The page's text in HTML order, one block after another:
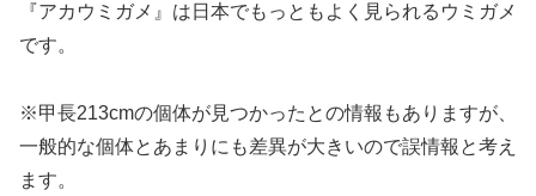
『アカウミガメ』は日本でもっともよく見られるウミガメ
です。
※甲長213cmの個体が見つかったとの情報もありますが、
一般的な個体とあまりにも差異が大きいので誤情報と考え
ます。